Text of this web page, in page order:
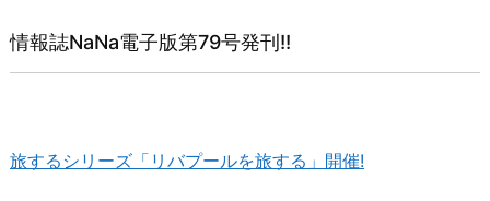
次へ
情報誌NaNa電子版第79号発刊!!
旅するシリーズ「リバプールを旅する」開催!